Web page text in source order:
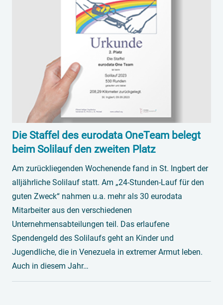
Die Staffel des eurodata OneTeam belegt
beim Solilauf den zweiten Platz
Am zurückliegenden Wochenende fand in St. Ingbert der
alljährliche Solilauf statt. Am „24-Stunden-Lauf für den
guten Zweck“ nahmen u.a. mehr als 30 eurodata
Mitarbeiter aus den verschiedenen
Unternehmensabteilungen teil. Das erlaufene
Spendengeld des Solilaufs geht an Kinder und
Jugendliche, die in Venezuela in extremer Armut leben.
Auch in diesem Jahr…